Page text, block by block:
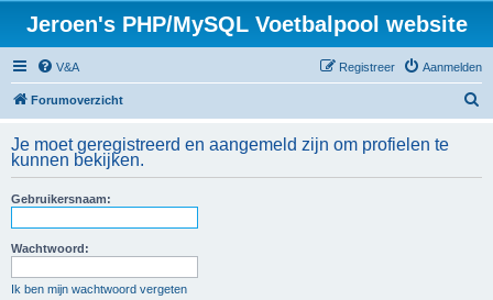
Jeroen's PHP/MySQL Voetbalpool website
V&A Aanmelden
Registreer
Forumoverzicht
k
Je moet geregistreerd en aangemeld zijn om profielen te
kunnen bekijken.
Gebruikersnaam:
Wachtwoord:
Ik ben mijn wachtwoord vergeten